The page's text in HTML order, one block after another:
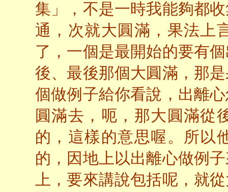
集」，不是一時我能夠都
通，次就大圓滿，果法上
了，一個是最開始的要有
後、最後那個大圓滿，那
個做例子給你看說，出離
圓滿去，呃，那大圓滿從
的，這樣的意思喔。所以
的，因地上以出離心做例
上，要來講說包括呢，就